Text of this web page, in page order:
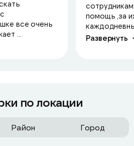
все очень
...
помощь ,за
Развернуть
по локации
Район Город